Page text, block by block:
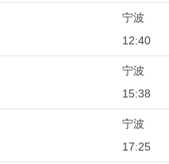
宁波
12:40
宁波
15:38
宁波
17:25